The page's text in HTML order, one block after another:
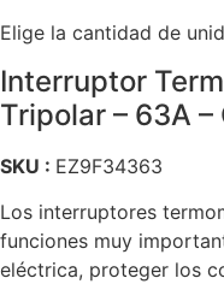
Elige la cantidad de
Interruptor
Tripolar – 63A
SKU : EZ9F34363
Los interruptores
funciones muy
eléctrica, proteger los